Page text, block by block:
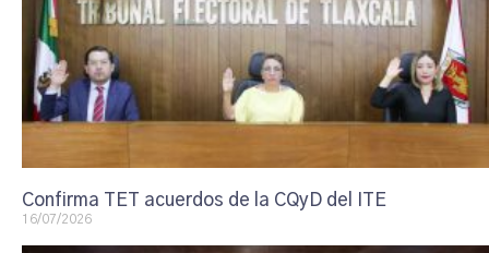
Confirma TET acuerdos de la CQyD del ITE
16/07/2026